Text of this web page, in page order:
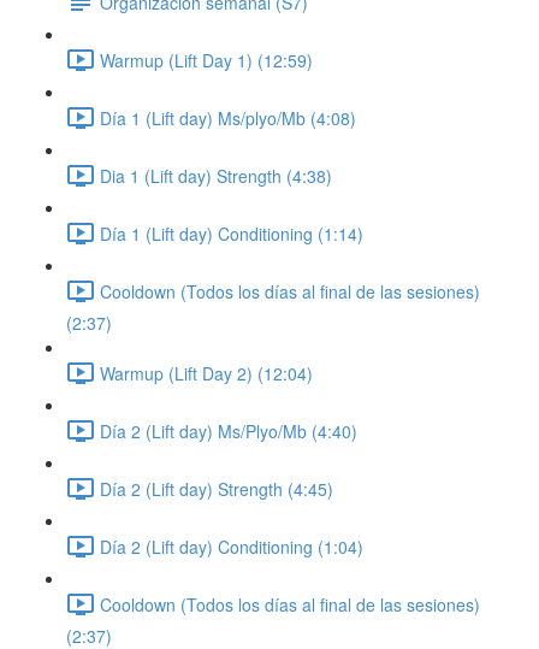
Warmup (Lift Day 1) (12:59)
Día 1 (Lift day) Ms/plyo/Mb (4:08)
Dia 1 (Lift day) Strength (4:38)
Día 1 (Lift day) Conditioning (1:14)
Cooldown (Todos los días al final de las sesiones)
(2:37)
Warmup (Lift Day 2) (12:04)
Día 2 (Lift day) Ms/Plyo/Mb (4:40)
Día 2 (Lift day) Strength (4:45)
Día 2 (Lift day) Conditioning (1:04)
Cooldown (Todos los días al final de las sesiones)
(2:37)